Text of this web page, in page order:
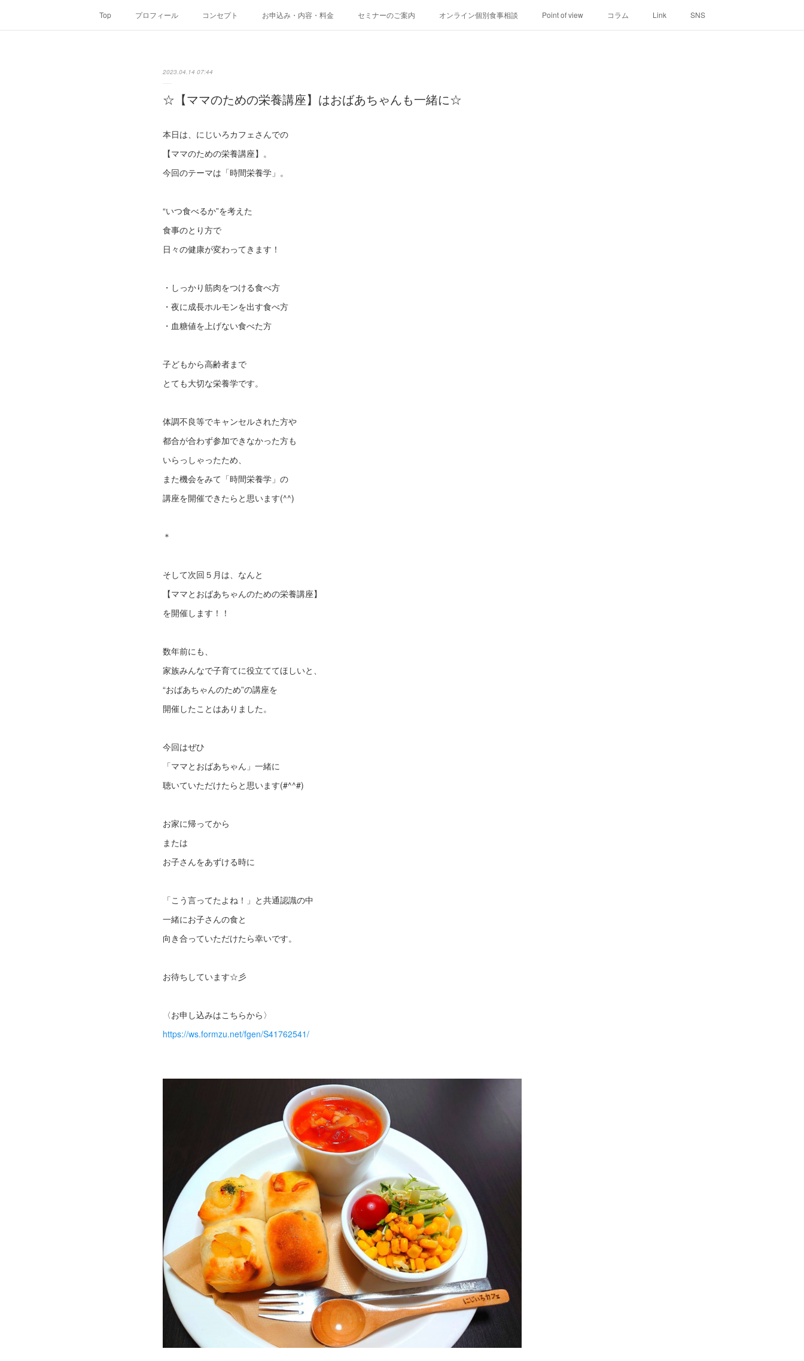
Top プロフィール コンセプト お申込み・内容・料金 セミナーのご案内 オンライン個別食事相談 Point of view コラム Link SNS
2023.04.14 07:44
☆【ママのための栄養講座】はおばあちゃんも一緒に☆
本日は、にじいろカフェさんでの
【ママのための栄養講座】。
今回のテーマは「時間栄養学」。
“いつ食べるか”を考えた
食事のとり方で
日々の健康が変わってきます！
・しっかり筋肉をつける食べ方
・夜に成長ホルモンを出す食べ方
・血糖値を上げない食べた方
子どもから高齢者まで
とても大切な栄養学です。
体調不良等でキャンセルされた方や
都合が合わず参加できなかった方も
いらっしゃったため、
また機会をみて「時間栄養学」の
講座を開催できたらと思います(^^)
＊
そして次回５月は、なんと
【ママとおばあちゃんのための栄養講座】
を開催します！！
数年前にも、
家族みんなで子育てに役立ててほしいと、
“おばあちゃんのため”の講座を
開催したことはありました。
今回はぜひ
「ママとおばあちゃん」一緒に
聴いていただけたらと思います(#^^#)
お家に帰ってから
または
お子さんをあずける時に
「こう言ってたよね！」と共通認識の中
一緒にお子さんの食と
向き合っていただけたら幸いです。
お待ちしています☆彡
〈お申し込みはこちらから〉
https://ws.formzu.net/fgen/S41762541/